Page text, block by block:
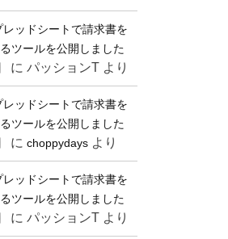
レッドシートで請求書を
ツールを公開しました
に パッションT より
レッドシートで請求書を
ツールを公開しました
に choppydays より
レッドシートで請求書を
ツールを公開しました
に パッションT より